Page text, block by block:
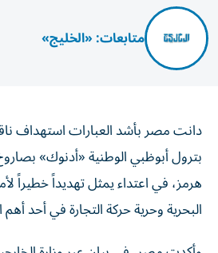
متابعات: «الخليج»
دانت مصر بأشد العبارات استهداف
بترول أبوظبي الوطنية «أدنوك»
هرمز، في اعتداء يمثل تهديداً خطيراً
البحرية وحرية حركة التجارة في أحد أهم